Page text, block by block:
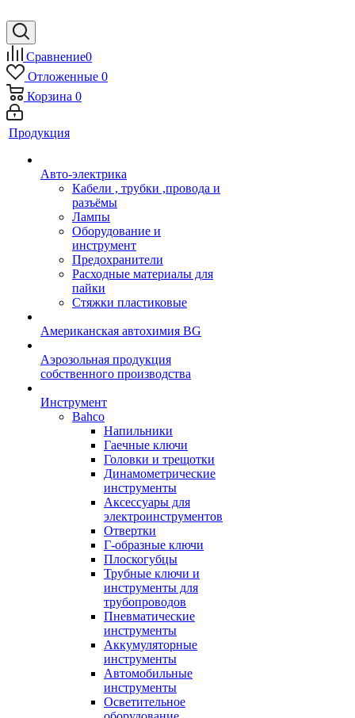
Сравнение0
Отложенные 0
Корзина 0
Продукция
Авто-электрика
Кабели , трубки ,провода и
разъёмы
Лампы
Оборудование и
инструмент
Предохранители
Расходные материалы для
пайки
Стяжки пластиковые
Американская автохимия BG
Аэрозольная продукция
собственного производства
Инструмент
Bahco
Напильники
Гаечные ключи
Головки и трещотки
Динамометрические
инструменты
Аксессуары для
электроинструментов
Отвертки
Г-образные ключи
Плоскогубцы
Трубные ключи и
инструменты для
трубопроводов
Пневматические
инструменты
Аккумуляторные
инструменты
Автомобильные
инструменты
Осветительное